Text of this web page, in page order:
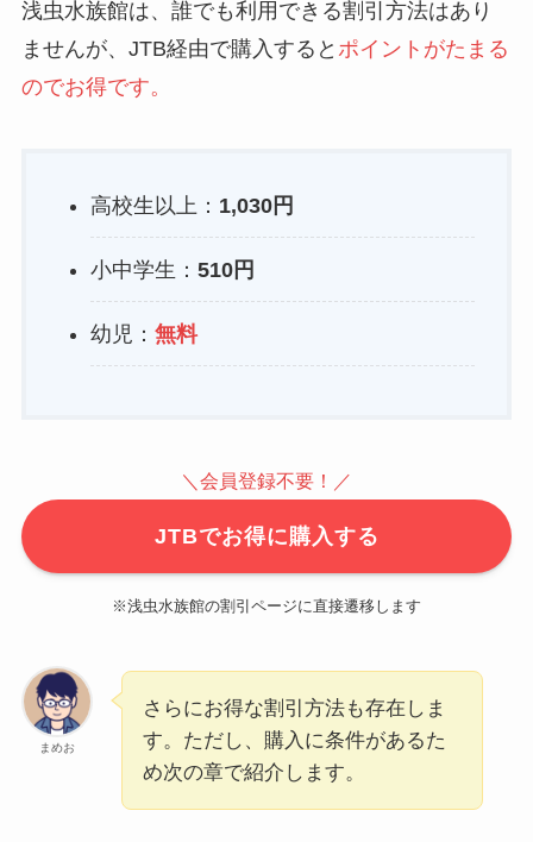
浅虫水族館は、誰でも利用できる割引方法はあり
ませんが、JTB経由で購入すると ポイントがたまる
のでお得です。
高校生以上： 1,030円
小中学生： 510円
幼児： 無料
＼会員登録不要！／
JTBでお得に購入する
※浅虫水族館の割引ページに直接遷移します
まめお
さらにお得な割引方法も存在しま
す。ただし、購入に条件があるた
め次の章で紹介します。